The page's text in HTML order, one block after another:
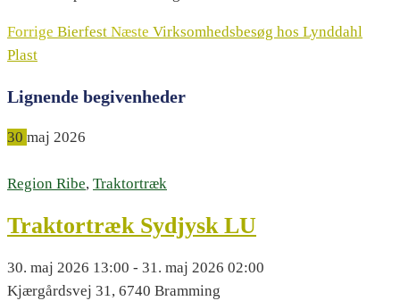
Forrige Bierfest Næste Virksomhedsbesøg hos Lynddahl
Plast
Lignende begivenheder
30 maj 2026
Region Ribe, Traktortræk
Traktortræk Sydjysk LU
30. maj 2026 13:00 - 31. maj 2026 02:00
Kjærgårdsvej 31, 6740 Bramming